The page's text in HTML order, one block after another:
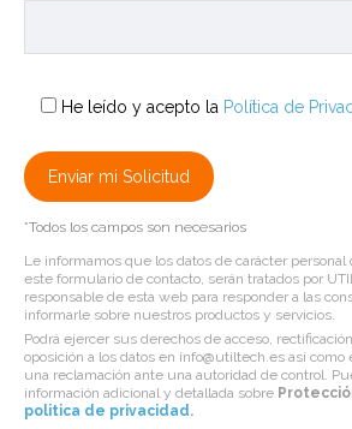
He leído y acepto la Política de
*Todos los campos son necesarios
Le informamos que los datos de carácter personal
este formulario de contacto, serán tratados por
responsable de esta web para responder a las
informarle sobre nuestros productos y servicios.
Podrá ejercer sus derechos de acceso,
oposición a los datos en info@utiltech.es así como
una reclamación ante una autoridad de control.
información adicional y detallada sobre
politica de privacidad.